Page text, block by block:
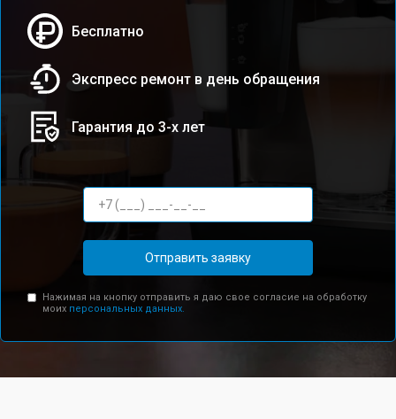
Бесплатно
Экспресс ремонт в день обращения
Гарантия до 3-х лет
Отправить заявку
Нажимая на кнопку отправить я даю свое согласие на обработку
моих персональных данных.